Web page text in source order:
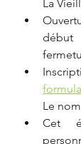
La
Le
Cet